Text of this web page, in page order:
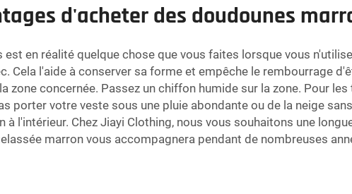
d'acheter des doudounes
en réalité quelque chose que vous faites lorsque vous
Cela l'aide à conserver sa forme et empêche le rembourrage
zone concernée. Passez un chiffon humide sur la zone. Pour
porter votre veste sous une pluie abondante ou de la neige
l'intérieur. Chez Jiayi Clothing, nous vous souhaitons une
marron vous accompagnera pendant de nombreuses